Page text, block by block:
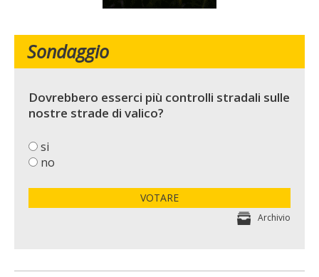
Sondaggio
Dovrebbero esserci più controlli stradali sulle
nostre strade di valico?
si
no
VOTARE
Archivio